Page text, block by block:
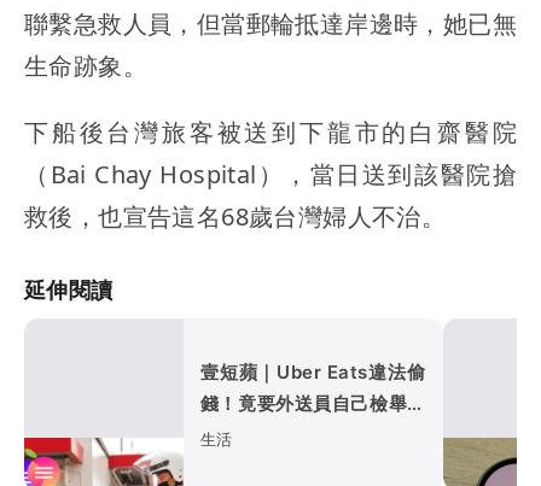
聯繫急救人員，但當郵輪抵達岸邊時，她已無
生命跡象。
下船後台灣旅客被送到下龍市的白齋醫院
（Bai Chay Hospital），當日送到該醫院搶
救後，也宣告這名68歲台灣婦人不治。
延伸閱讀
壹短蘋｜Uber Eats違法偷
錢！竟要外送員自己檢舉
停用帳號誰負責？
生活